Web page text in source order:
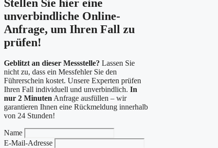
Stellen Sie hier eine
unverbindliche Online-
Anfrage, um Ihren Fall zu
prüfen!
Geblitzt an dieser Messstelle? Lassen Sie
nicht zu, dass ein Messfehler Sie den
Führerschein kostet. Unsere Experten prüfen
Ihren Fall individuell und unverbindlich. In
nur 2 Minuten Anfrage ausfüllen – wir
garantieren Ihnen eine Rückmeldung innerhalb
von 24 Stunden!
Name
E-Mail-Adresse